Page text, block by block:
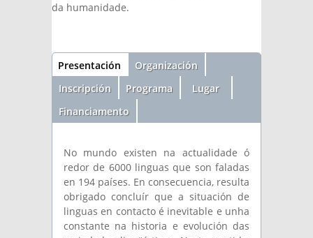
da humanidade.
Sección
Presentación (solapa
activa)
Organización
Inscripción
Programa
Lugar
Financiamento
No mundo existen na actualidade ó
redor de 6000 linguas que son faladas
en 194 países. En consecuencia, resulta
obrigado concluír que a situación de
linguas en contacto é inevitable e unha
constante na historia e evolución das